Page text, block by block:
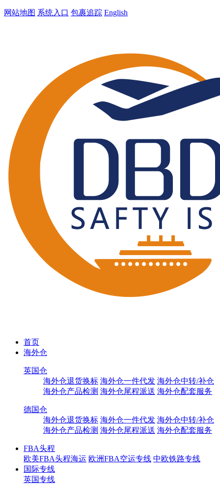
网站地图 系统入口 包裹追踪 English
首页
海外仓
英国仓
海外仓退货换标 海外仓一件代发 海外仓中转/补仓
海外仓产品检测 海外仓尾程派送 海外仓配套服务
德国仓
海外仓退货换标 海外仓一件代发 海外仓中转/补仓
海外仓产品检测 海外仓尾程派送 海外仓配套服务
FBA头程
欧美FBA头程海运 欧洲FBA空运专线 中欧铁路专线
国际专线
英国专线